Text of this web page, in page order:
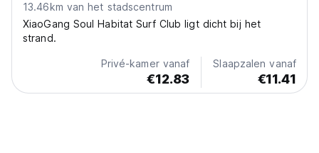
13.46km van het stadscentrum
XiaoGang Soul Habitat Surf Club ligt dicht bij het
strand.
Privé-kamer vanaf
€12.83
Slaapzalen vanaf
€11.41